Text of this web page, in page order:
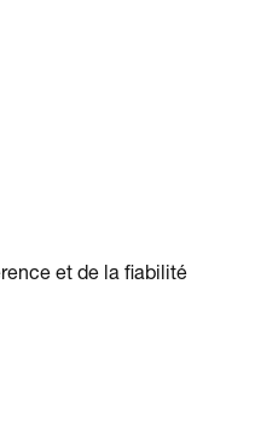
et de la fiabilité